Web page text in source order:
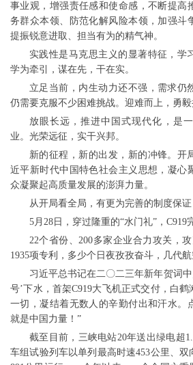
事业观，增强责任感和使命感，不断提高
务群众本领、防范化解风险本领，加强斗
提振锐意进取、担当有为的精气神。
实践性是马克思主义的显著特征，学
学为牵引，谋在先，干在实。
立足当前，内生动力还不强，需求仍
仍需要克服不少困难挑战。迎难而上，勇毅
放眼长远，推进中国式现代化，是
业。光荣远征，实干兴邦。
新的征程，新的出发，新的冲锋。开
近平新时代中国特色社会主义思想，凝心
众凝聚起高质量发展的澎湃力量。
从开局看全局，有更为完善的制度保证
5月28日，穿过隆重的“水门礼”，C919
22个省份、200多家企业合力攻关，
1935项专利，多少个日夜孜孜奋斗，几代航
习近平总书记在二〇二三年新年贺词
号’下水，首架C919大飞机正式交付，白
一切，凝结着无数人的辛勤付出和汗水。
就是中国力量！”
截至目前，三峡电站20年送出绿电超
车组试验列车以单列最高时速453公里、